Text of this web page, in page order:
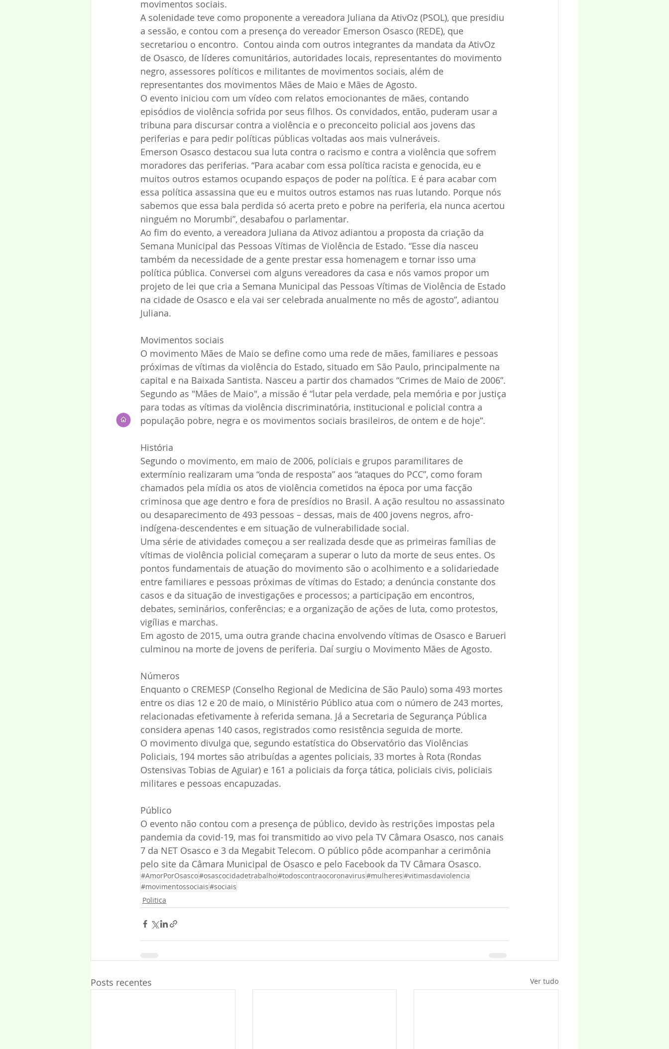
movimentos sociais.
A solenidade teve como proponente a vereadora Juliana da AtivOz (PSOL), que presidiu
a sessão, e contou com a presença do vereador Emerson Osasco (REDE), que
secretariou o encontro.  Contou ainda com outros integrantes da mandata da AtivOz
de Osasco, de líderes comunitários, autoridades locais, representantes do movimento
negro, assessores políticos e militantes de movimentos sociais, além de
representantes dos movimentos Mães de Maio e Mães de Agosto.
O evento iniciou com um vídeo com relatos emocionantes de mães, contando
episódios de violência sofrida por seus filhos. Os convidados, então, puderam usar a
tribuna para discursar contra a violência e o preconceito policial aos jovens das
periferias e para pedir políticas públicas voltadas aos mais vulneráveis.
Emerson Osasco destacou sua luta contra o racismo e contra a violência que sofrem
moradores das periferias. “Para acabar com essa política racista e genocida, eu e
muitos outros estamos ocupando espaços de poder na política. E é para acabar com
essa política assassina que eu e muitos outros estamos nas ruas lutando. Porque nós
sabemos que essa bala perdida só acerta preto e pobre na periferia, ela nunca acertou
ninguém no Morumbi”, desabafou o parlamentar.
Ao fim do evento, a vereadora Juliana da Ativoz adiantou a proposta da criação da
Semana Municipal das Pessoas Vítimas de Violência de Estado. “Esse dia nasceu
também da necessidade de a gente prestar essa homenagem e tornar isso uma
política pública. Conversei com alguns vereadores da casa e nós vamos propor um
projeto de lei que cria a Semana Municipal das Pessoas Vítimas de Violência de Estado
na cidade de Osasco e ela vai ser celebrada anualmente no mês de agosto”, adiantou
Juliana.
Movimentos sociais
O movimento Mães de Maio se define como uma rede de mães, familiares e pessoas
próximas de vítimas da violência do Estado, situado em São Paulo, principalmente na
capital e na Baixada Santista. Nasceu a partir dos chamados “Crimes de Maio de 2006”.
Segundo as "Mães de Maio", a missão é “lutar pela verdade, pela memória e por justiça
para todas as vítimas da violência discriminatória, institucional e policial contra a
população pobre, negra e os movimentos sociais brasileiros, de ontem e de hoje”.
História
Segundo o movimento, em maio de 2006, policiais e grupos paramilitares de
extermínio realizaram uma “onda de resposta” aos “ataques do PCC”, como foram
chamados pela mídia os atos de violência cometidos na época por uma facção
criminosa que age dentro e fora de presídios no Brasil. A ação resultou no assassinato
ou desaparecimento de 493 pessoas – dessas, mais de 400 jovens negros, afro-
indígena-descendentes e em situação de vulnerabilidade social.
Uma série de atividades começou a ser realizada desde que as primeiras famílias de
vítimas de violência policial começaram a superar o luto da morte de seus entes. Os
pontos fundamentais de atuação do movimento são o acolhimento e a solidariedade
entre familiares e pessoas próximas de vítimas do Estado; a denúncia constante dos
casos e da situação de investigações e processos; a participação em encontros,
debates, seminários, conferências; e a organização de ações de luta, como protestos,
vigílias e marchas.
Em agosto de 2015, uma outra grande chacina envolvendo vítimas de Osasco e Barueri
culminou na morte de jovens de periferia. Daí surgiu o Movimento Mães de Agosto.
Números
Enquanto o CREMESP (Conselho Regional de Medicina de São Paulo) soma 493 mortes
entre os dias 12 e 20 de maio, o Ministério Público atua com o número de 243 mortes,
relacionadas efetivamente à referida semana. Já a Secretaria de Segurança Pública
considera apenas 140 casos, registrados como resistência seguida de morte.
O movimento divulga que, segundo estatística do Observatório das Violências
Policiais, 194 mortes são atribuídas a agentes policiais, 33 mortes à Rota (Rondas
Ostensivas Tobias de Aguiar) e 161 a policiais da força tática, policiais civis, policiais
militares e pessoas encapuzadas.
Público
O evento não contou com a presença de público, devido às restrições impostas pela
pandemia da covid-19, mas foi transmitido ao vivo pela TV Câmara Osasco, nos canais
7 da NET Osasco e 3 da Megabit Telecom. O público pôde acompanhar a cerimônia
pelo site da Câmara Municipal de Osasco e pelo Facebook da TV Câmara Osasco.
#AmorPorOsasco#osascocidadetrabalho#todoscontraocoronavirus#mulheres#vitimasdaviolencia
#movimentossociais#sociais
Politica
Posts recentes Ver tudo